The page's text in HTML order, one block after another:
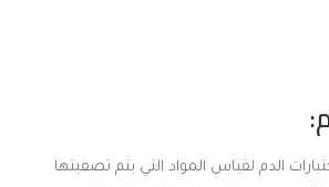
الدم لقياس المواد التي يتم تصفيتها